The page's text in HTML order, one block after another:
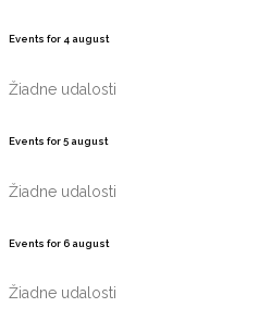
Events for4 august
Žiadne udalosti
Events for5 august
Žiadne udalosti
Events for6 august
Žiadne udalosti